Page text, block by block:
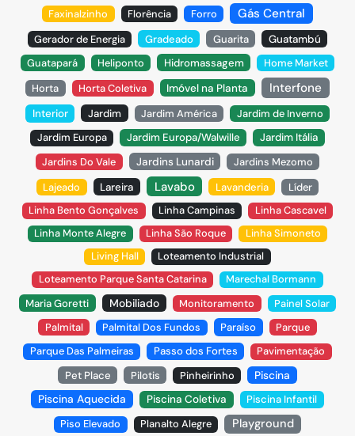
Faxinalzinho
Florência Forro Gás Central
Gerador de Energia Gradeado Guarita
Guatambú
Guatapará
Heliponto Hidromassagem
Home Market
Horta
Horta Coletiva Imóvel na Planta Interfone
Interior Jardim Jardim América
Jardim de Inverno
Jardim Europa
Jardim Europa/Walwille
Jardim Itália
Jardins Do Vale
Jardins Lunardi
Jardins Mezomo
Lajeado
Lareira Lavabo Lavanderia
Líder
Linha Bento Gonçalves
Linha Campinas
Linha Cascavel
Linha Monte Alegre
Linha São Roque
Linha Simoneto
Living Hall
Loteamento Industrial
Loteamento Parque Santa Catarina
Marechal Bormann
Maria Goretti
Mobiliado Monitoramento
Painel Solar
Palmital
Palmital Dos Fundos Paraíso
Parque
Parque Das Palmeiras
Passo dos Fortes
Pavimentação
Pet Place
Pilotis Pinheirinho
Piscina
Piscina Aquecida
Piscina Coletiva
Piscina Infantil
Piso Elevado
Planalto Alegre Playground